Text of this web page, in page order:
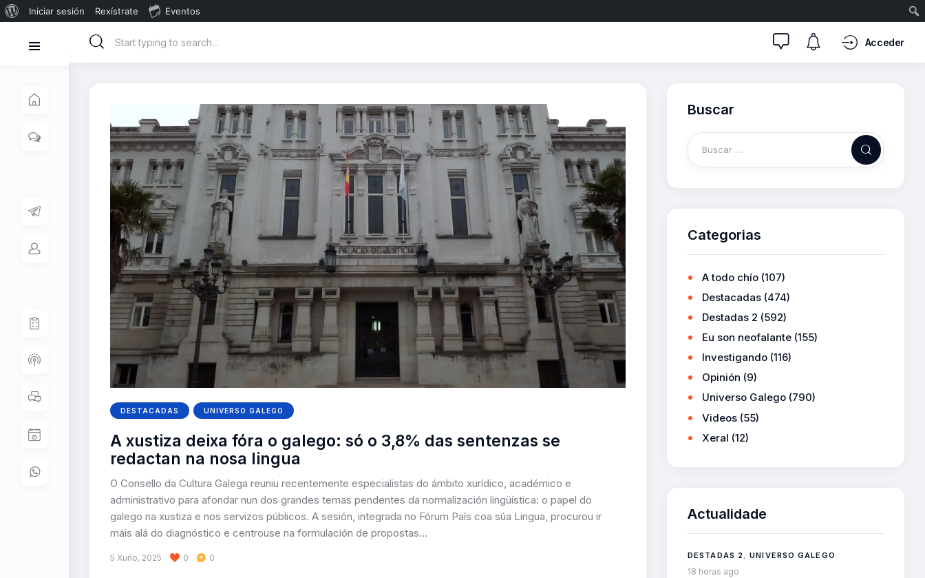
Iniciar sesión Rexístrate Eventos
Acceder
DESTACADAS UNIVERSO GALEGO
A xustiza deixa fóra o galego: só o 3,8% das sentenzas se
redactan na nosa lingua
O Consello da Cultura Galega reuniu recentemente especialistas do ámbito xurídico, académico e
administrativo para afondar nun dos grandes temas pendentes da normalización lingüística: o papel do
galego na xustiza e nos servizos públicos. A sesión, integrada no Fórum País coa súa Lingua, procurou ir
máis alá do diagnóstico e centrouse na formulación de propostas…
5 Xuño, 2025 0 0
Buscar
Categorias
A todo chío (107)
Destacadas (474)
Destadas 2 (592)
Eu son neofalante (155)
Investigando (116)
Opinión (9)
Universo Galego (790)
Videos (55)
Xeral (12)
Actualidade
DESTADAS 2 ,UNIVERSO GALEGO
18 horas ago